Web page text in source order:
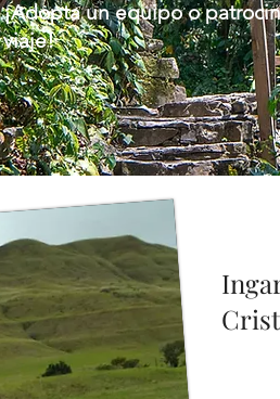
¡Adopta un equipo o
viaje!